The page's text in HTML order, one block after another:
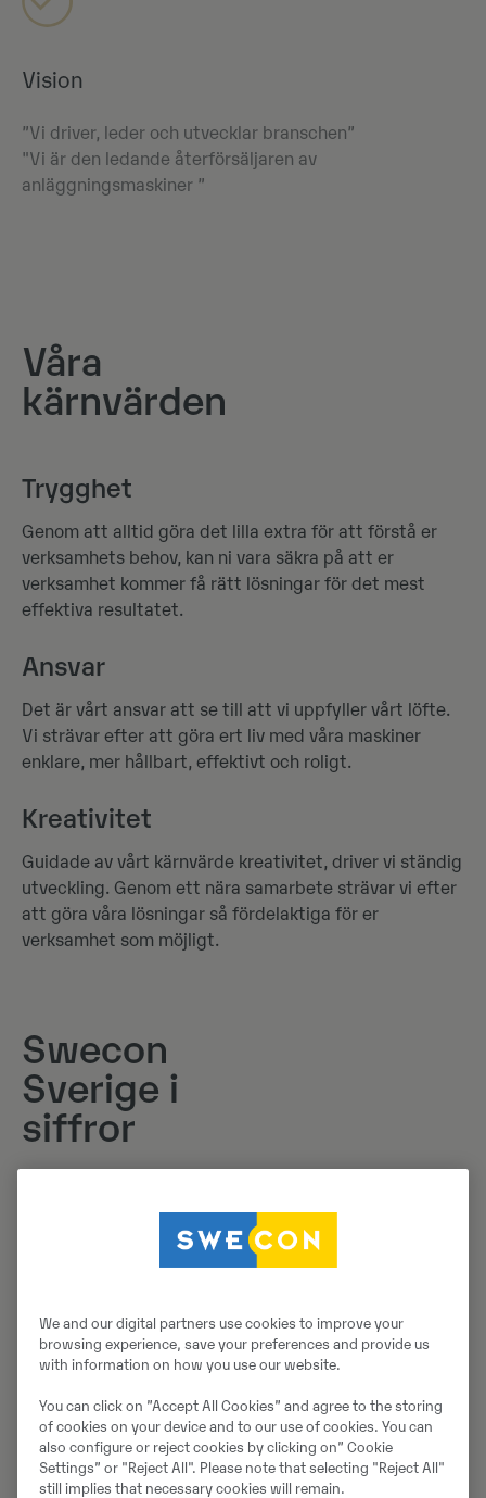
Vision
”Vi driver, leder och utvecklar branschen”
"Vi är den ledande återförsäljaren av
anläggningsmaskiner ”
Våra
kärnvärden
Trygghet
Genom att alltid göra det lilla extra för att förstå er
verksamhets behov, kan ni vara säkra på att er
verksamhet kommer få rätt lösningar för det mest
effektiva resultatet.
Ansvar
Det är vårt ansvar att se till att vi uppfyller vårt löfte.
Vi strävar efter att göra ert liv med våra maskiner
enklare, mer hållbart, effektivt och roligt.
Kreativitet
Guidade av vårt kärnvärde kreativitet, driver vi ständig
utveckling. Genom ett nära samarbete strävar vi efter
att göra våra lösningar så fördelaktiga för er
verksamhet som möjligt.
Swecon
Sverige i
siffror
691 anställda
We and our digital partners use cookies to improve your
browsing experience, save your preferences and provide us
with information on how you use our website.
You can click on ”Accept All Cookies” and agree to the storing
of cookies on your device and to our use of cookies. You can
also configure or reject cookies by clicking on” Cookie
Settings” or "Reject All". Please note that selecting "Reject All"
still implies that necessary cookies will remain.